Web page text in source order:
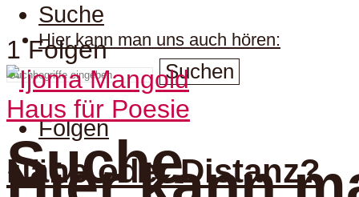
Hier kann man uns auch hören:
Suchen
Folgen
Suche
Suche
1 Folgen
Haus für Poesie
Nähe oder Distanz?